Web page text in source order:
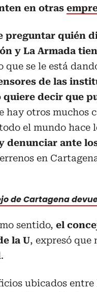
en otras
preguntar quién
y La Armada
que se le está
de las
quiere decir que
hay otros muchos
el mundo hace
denunciar ante
en
de Cartagena
sentido, el
la U, expresó que
ubicados entre